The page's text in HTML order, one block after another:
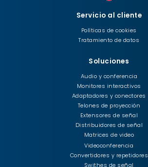
Servicio al cliente
Políticas de cookies
Tratamiento de datos
Soluciones
Audio y conferencia
Monitores interactivos
Adaptadores y conectores
Telones de proyección
Extensores de señal
Distribuidores de señal
Matrices de video
Videoconferencia
Convertidores y repetidores
Swithes de señal